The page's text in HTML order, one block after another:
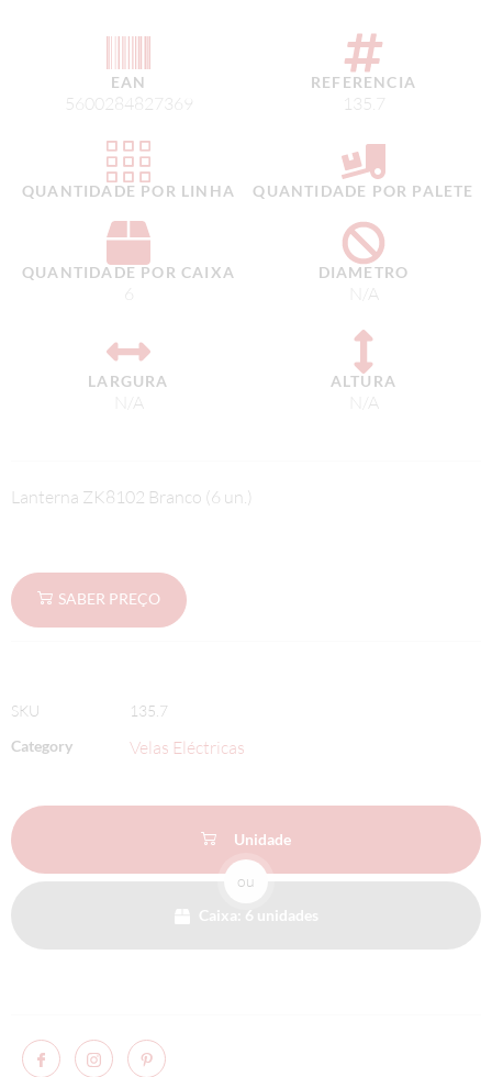
EAN
5600284827369
QUANTIDADE POR LINHA
QUANTIDADE POR CAIXA
LARGURA
N/A
REFERENCIA
135.7
QUANTIDADE POR PALETE
DIAMETRO
N/A
ALTURA
N/A
Lanterna ZK8102 Branco (6 un.)
SABER PREÇO
SKU
135.7
Category
Velas Eléctricas
Unidade
ou
Caixa: 6 unidades